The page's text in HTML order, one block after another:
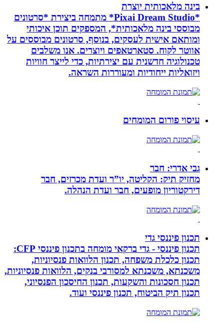
בינה מלאכותית יוצרת
*Pixai Dream Studio* מתמחה ביצירת *סרטונים
מבוססי בינה מלאכותית*, המספקים תוכן איכותי
ומותאם אישית לעסקים, בנוסף, סרטונים מבוססים על
אווטר לקוח. סטארטאפים ויוצרים. אנו משלבים
טכנולוגיה חדשנית עם יצירתיות, כדי לייצר חוויות
ויזואליות ייחודיות ומעוררות השראה.
עיסוי פורום המומחים
גבי אדרי: חבר
מחזיק תיק: הקליטה, יו”ר ועדת מכרזים, חבר
דירקטוריון מופעים, חבר ועדת הנהלה.
תכנון פיננסי גדי
תכנון פיננסי - גדי ברקאי מומחה בתכנון פיננסי CFP:
תכנון כלכלת משפחה, תכנון הלוואות פנסיוניות,
משכנתא, משכנתא למסורבי בנקים, הלוואות פנסיוניות,
תכנון חסכונות והשקעות, תכנון החיסכון הפנסיוני,
תכנון תיק הביטוח, תכנון פיננסי ועוד.